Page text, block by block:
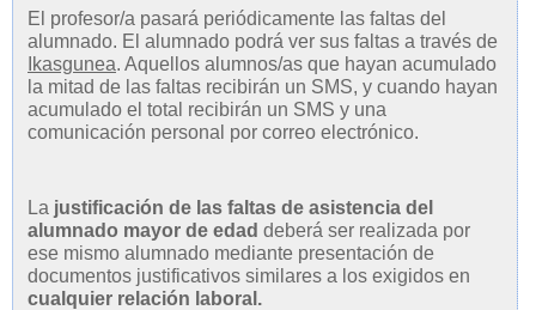
El profesor/a pasará periódicamente las faltas del
alumnado. El alumnado podrá ver sus faltas a través de
Ikasgunea. Aquellos alumnos/as que hayan acumulado
la mitad de las faltas recibirán un SMS, y cuando hayan
acumulado el total recibirán un SMS y una
comunicación personal por correo electrónico.
La justificación de las faltas de asistencia del
alumnado mayor de edad deberá ser realizada por
ese mismo alumnado mediante presentación de
documentos justificativos similares a los exigidos en
cualquier relación laboral.